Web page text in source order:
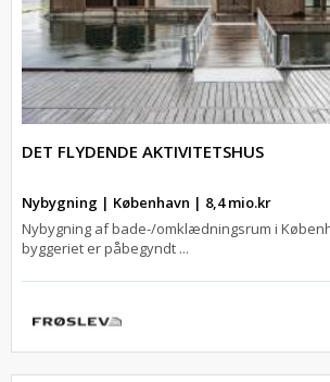
DET FLYDENDE AKTIVITETSHUS
Nybygning | København | 8,4 mio.kr
Nybygning af bade-/omklædningsrum i
byggeriet er påbegyndt ...